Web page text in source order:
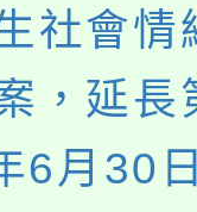
社會情
，延長
6月30